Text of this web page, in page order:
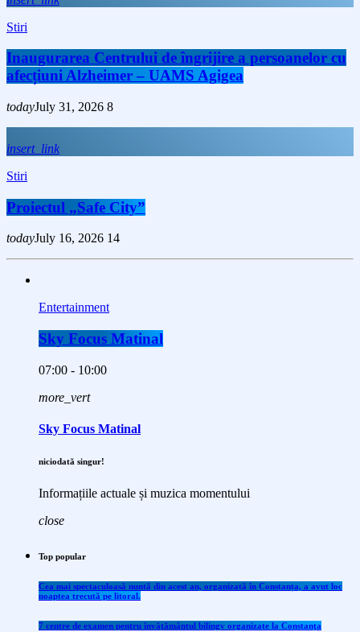
Stiri
Inaugurarea Centrului de îngrijire a persoanelor cu
afecțiuni Alzheimer – UAMS Agigea
todayJuly 31, 2026 8
insert_link
Stiri
Proiectul „Safe City”
todayJuly 16, 2026 14
Entertainment
Sky Focus Matinal
07:00 - 10:00
more_vert
Sky Focus Matinal
niciodată singur!
Informațiile actuale și muzica momentului
close
Top popular
Cea mai spectaculoasă nuntă din acest an, organizată în Constanța, a avut loc
noaptea trecută pe litoral.
7 centre de examen pentru învăţământul bilingv organizate la Constanţa